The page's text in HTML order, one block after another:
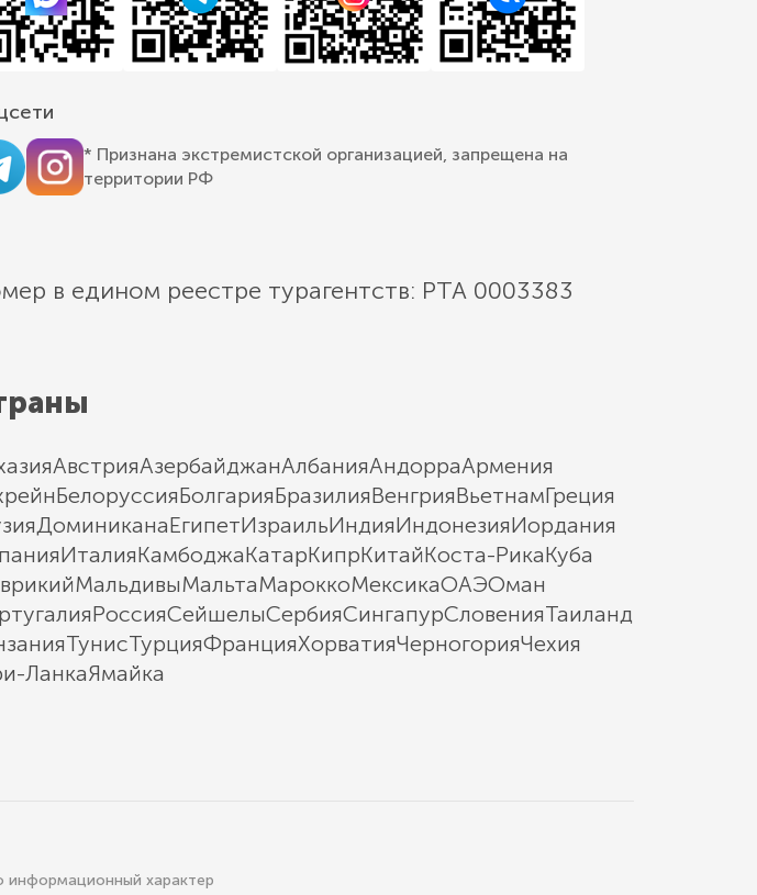
* Признана экстремистской организацией, запрещена на
территории РФ
в едином реестре турагентств: РТА 0003383
АвстрияАзербайджанАлбанияАндорраАрмения
БелоруссияБолгарияБразилияВенгрияВьетнамГреция
ДоминиканаЕгипетИзраильИндияИндонезияИордания
ИталияКамбоджаКатарКипрКитайКоста-РикаКуба
МальдивыМальтаМароккоМексикаОАЭОман
РоссияСейшелыСербияСингапурСловенияТаиланд
ТунисТурцияФранцияХорватияЧерногорияЧехия
ЛанкаЯмайка
информационный характер